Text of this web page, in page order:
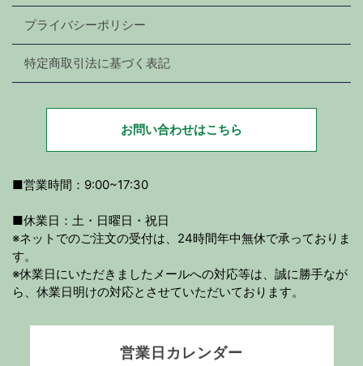
プライバシーポリシー
特定商取引法に基づく表記
お問い合わせはこちら
■営業時間：9:00~17:30
■休業日：土・日曜日・祝日
※ネットでのご注文の受付は、24時間年中無休で承っておりま
す。
※休業日にいただきましたメールへの対応等は、誠に勝手なが
ら、休業日明けの対応とさせていただいております。
営業日カレンダー